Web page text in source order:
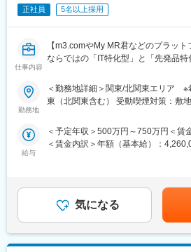
■福利厚生（転勤を伴う場合）：
・住居契約初期経費：会社負担（上
・入居時の引越し費用：会社負担（
変更の範囲：会社の定める業務
CSOは本部のバックアップ体制が何
ェクトマネージャーが管理するMRは
実施しており、日々の業務だけでな
可能です。また、クライアント・社内
■大手製薬企業でも採用～「現場力」
制と研修コンテンツ～
なる知識の提供だけでなく、MRとし
を置いております。
当社の研修内容は大手製薬企業所属
す。
正社員 5名以上採用
仕事内容
【m3.comやMy MR君などのプラッ
ならではの「IT特化型」と「先発品
製薬企業向けのマーケティング／販
MRを募集致します。
入社後、クライアントである製薬企
ます。
【教育研修】
製品教育、継続研修はもちろんのこ
修、ハイブリッドMR研修、
ビジネススキル研修、IT研修（エク
勤務地
＜勤務地詳細＞関東/北関東エリア ※
東（北関東含む） 受動喫煙対策：敷
給与
＜予定年収＞500万円～750万円＜賃
＜賃金内訳＞年額（基本給）：
宅）・30代後半：トータル860万円
宅）・40歳前半：トータル890万円
＋単身赴任手当）※車両、iPad、PC/
る）賃金はあくまでも目安の金額で
可能性があります。月給(月額)は固定
気になる